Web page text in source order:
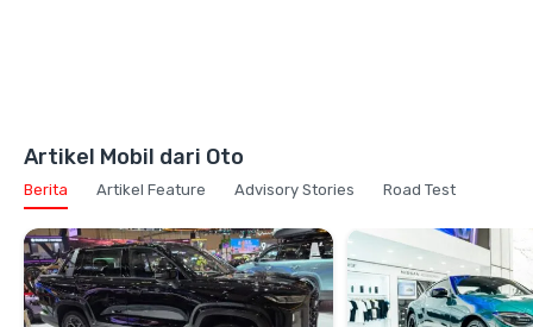
Artikel Mobil dari Oto
Berita Artikel Feature Advisory Stories Road Test